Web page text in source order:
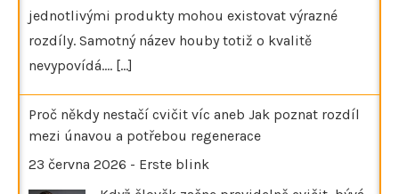
jednotlivými produkty mohou existovat výrazné
rozdíly. Samotný název houby totiž o kvalitě
nevypovídá.… [...]
Proč někdy nestačí cvičit víc aneb Jak poznat rozdíl
mezi únavou a potřebou regenerace
23 června 2026 - Erste blink